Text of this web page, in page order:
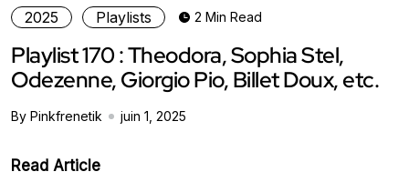
2025 Playlists 2 Min Read
Playlist 170 : Theodora, Sophia Stel,
Odezenne, Giorgio Pio, Billet Doux, etc.
By Pinkfrenetik juin 1, 2025
Read Article